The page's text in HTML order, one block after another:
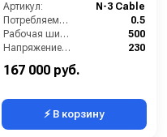
Артикул:
N-3 Cable
Потребляемая мощность (кВт):
0.5
Рабочая ширина щеток (мм):
500
Напряжение (В):
230
167 000 руб.
⚡ В корзину